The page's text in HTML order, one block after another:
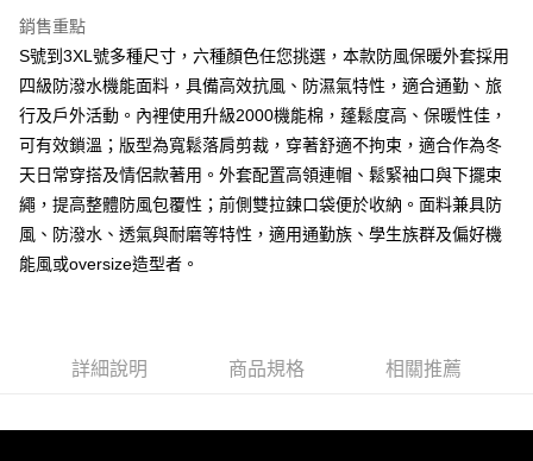
付款後全家取貨
7-11取貨付款
每筆NT$80，滿NT$1,000(含以上)免運費
每筆NT$80，滿NT$1,000(含以上)免運費
宅配
每筆NT$150
銷售重點
S號到3XL號多種尺寸，六種顏色任您挑選，本款防風保暖外套採用
四級防潑水機能面料，具備高效抗風、防濕氣特性，適合通勤、旅
行及戶外活動。內裡使用升級2000機能棉，蓬鬆度高、保暖性佳，
可有效鎖溫；版型為寬鬆落肩剪裁，穿著舒適不拘束，適合作為冬
天日常穿搭及情侶款著用。外套配置高領連帽、鬆緊袖口與下擺束
繩，提高整體防風包覆性；前側雙拉鍊口袋便於收納。面料兼具防
風、防潑水、透氣與耐磨等特性，適用通勤族、學生族群及偏好機
能風或oversize造型者。
詳細說明 商品規格 相關推薦